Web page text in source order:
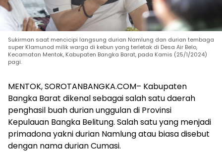
Sukirman saat mencicipi langsung durian Namlung dan durian tembaga
super Klamunod milik warga di kebun yang terletak di Desa Air Belo,
Kecamatan Mentok, Kabupaten Bangka Barat, pada Kamis (25/1/2024)
pagi.
MENTOK, SOROTANBANGKA.COM– Kabupaten
Bangka Barat dikenal sebagai salah satu daerah
penghasil buah durian unggulan di Provinsi
Kepulauan Bangka Belitung. Salah satu yang menjadi
primadona yakni durian Namlung atau biasa disebut
dengan nama durian Cumasi.